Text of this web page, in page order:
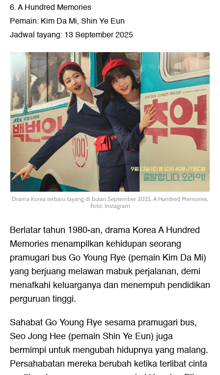
6. A Hundred Memories
Pemain: Kim Da Mi, Shin Ye Eun
Jadwal tayang: 13 September 2025
Drama Korea terbaru tayang di bulan September 2025, A Hundred Memories.
Foto: Instagram
Berlatar tahun 1980-an, drama Korea A Hundred
Memories menampilkan kehidupan seorang
pramugari bus Go Young Rye (pemain Kim Da Mi)
yang berjuang melawan mabuk perjalanan, demi
menafkahi keluarganya dan menempuh pendidikan
perguruan tinggi.
Sahabat Go Young Rye sesama pramugari bus,
Seo Jong Hee (pemain Shin Ye Eun) juga
bermimpi untuk mengubah hidupnya yang malang.
Persahabatan mereka berubah ketika terlibat cinta